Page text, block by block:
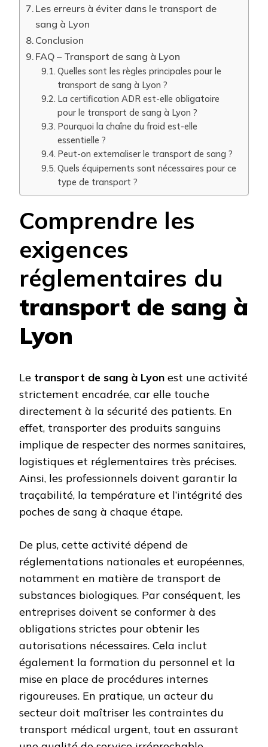
Les erreurs à éviter dans le transport de
sang à Lyon
Conclusion
FAQ – Transport de sang à Lyon
Quelles sont les règles principales pour le
transport de sang à Lyon ?
La certification ADR est-elle obligatoire
pour le transport de sang à Lyon ?
Pourquoi la chaîne du froid est-elle
essentielle ?
Peut-on externaliser le transport de sang ?
Quels équipements sont nécessaires pour ce
type de transport ?
Comprendre les
exigences
réglementaires du
transport de sang à
Lyon
Le transport de sang à Lyon est une activité
strictement encadrée, car elle touche
directement à la sécurité des patients. En
effet, transporter des produits sanguins
implique de respecter des normes sanitaires,
logistiques et réglementaires très précises.
Ainsi, les professionnels doivent garantir la
traçabilité, la température et l’intégrité des
poches de sang à chaque étape.
De plus, cette activité dépend de
réglementations nationales et européennes,
notamment en matière de transport de
substances biologiques. Par conséquent, les
entreprises doivent se conformer à des
obligations strictes pour obtenir les
autorisations nécessaires. Cela inclut
également la formation du personnel et la
mise en place de procédures internes
rigoureuses. En pratique, un acteur du
secteur doit maîtriser les contraintes du
transport médical urgent, tout en assurant